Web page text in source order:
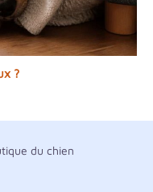
?
du chien